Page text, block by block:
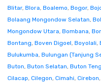
Blitar, Blora, Boalemo, Bogor,
Bolaang Mongondow Selatan,
Mongondow Utara, Bombana,
Bontang, Boven Digoel, Boyolali,
Bulukumba, Bulungan (Tanjung
Buton, Buton Selatan, Buton
Cilacap, Cilegon, Cimahi, Cirebon,